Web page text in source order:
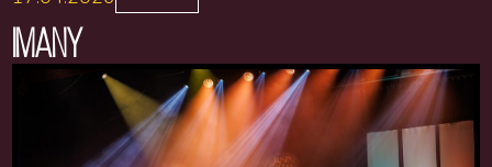
IMANY